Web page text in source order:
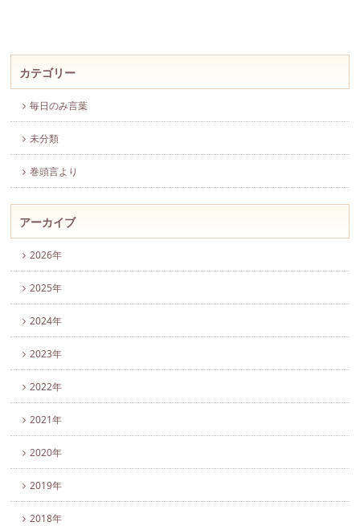
カテゴリー
毎日のみ言葉
未分類
巻頭言より
アーカイブ
2026年
2025年
2024年
2023年
2022年
2021年
2020年
2019年
2018年